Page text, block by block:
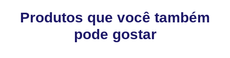
Produtos que você também
pode gostar